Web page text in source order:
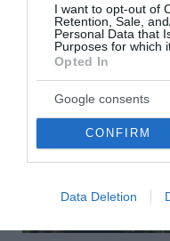
I want to opt-out of
Retention, Sale,
Personal Data that
Purposes for which
Opted In
Google consents
CONFIRM
Data Deletion